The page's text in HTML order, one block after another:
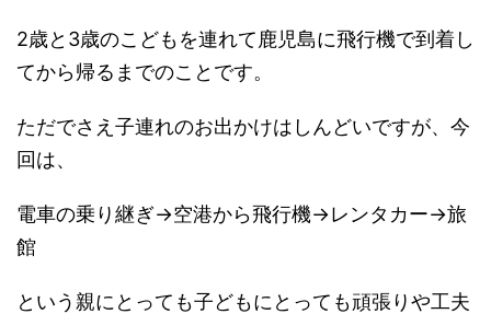
2歳と3歳のこどもを連れて鹿児島に飛行機で到着し
てから帰るまでのことです。
ただでさえ子連れのお出かけはしんどいですが、今
回は、
電車の乗り継ぎ→空港から飛行機→レンタカー→旅
館
という親にとっても子どもにとっても頑張りや工夫